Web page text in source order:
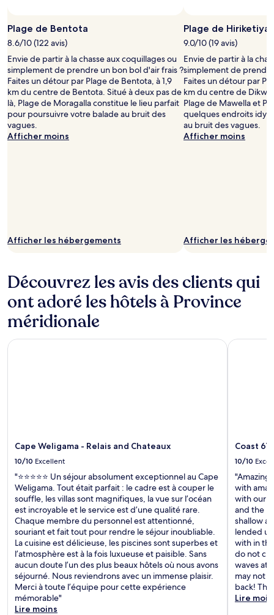
Plage de Bentota
8.6/10 (122 avis)
Envie de partir à la chasse aux coquillages ou
simplement de prendre un bon bol d'air frais ?
Faites un détour par Plage de Bentota, à 1,9
km du centre de Bentota. Situé à deux pas de
là, Plage de Moragalla constitue le lieu parfait
pour poursuivre votre balade au bruit des
vagues.
Afficher moins
Afficher les hébergements
Plage de Hiriketiya
9.0/10 (19 avis)
Envie de partir à la
simplement de
Faites un détour par
km du centre de
Plage de Mawella et
quelques endroits
au bruit des vagues.
Afficher moins
Afficher les
Découvrez les avis des clients qui
ont adoré les hôtels à Province
méridionale
Cape Weligama - Relais and Chateaux
10/10 Excellent
"⭐⭐⭐⭐⭐ Un séjour absolument exceptionnel au Cape
Weligama. Tout était parfait : le cadre est à couper le
souffle, les villas sont magnifiques, la vue sur l’océan
est incroyable et le service est d’une qualité rare.
Chaque membre du personnel est attentionné,
souriant et fait tout pour rendre le séjour inoubliable.
La cuisine est délicieuse, les piscines sont superbes et
l’atmosphère est à la fois luxueuse et paisible. Sans
aucun doute l’un des plus beaux hôtels où nous avons
séjourné. Nous reviendrons avec un immense plaisir.
Merci à toute l’équipe pour cette expérience
mémorable"
Lire moins
Cape Weligama - Relais and Chateaux
Coast
10/10
with
with our
and the
shallow
lended
with in
do not
waves at
may not
back!
Lire
Coast 67